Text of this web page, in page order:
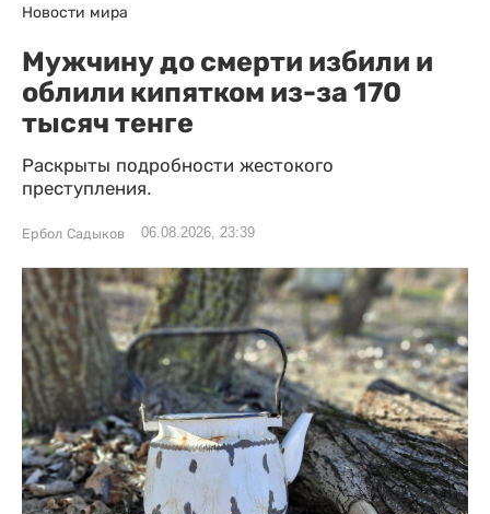
Новости мира
Мужчину до смерти избили и
облили кипятком из-за 170
тысяч тенге
Раскрыты подробности жестокого
преступления.
Ербол Садыков 06.08.2026, 23:39